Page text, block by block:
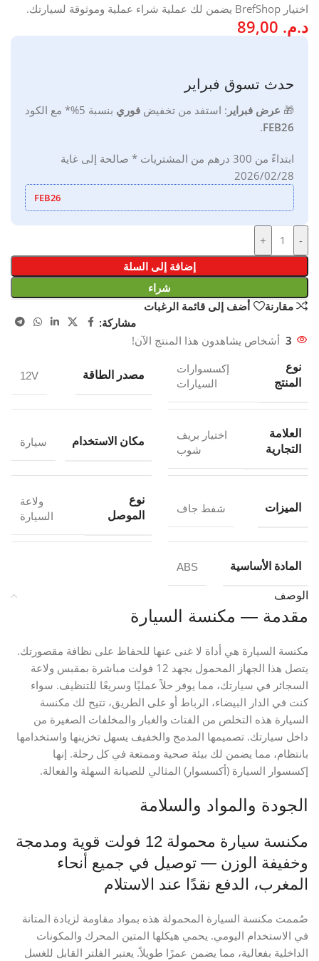
اختيار BrefShop يضمن لك عملية شراء عملية وموثوقة لسيارتك.
د.م.
حدث تسوق فبراير
🎁 عرض فبراير : استفد من تخفيض فوري بنسبة 5%* مع الكود
FEB26
.
ابتداءً من 300 درهم من المشتريات * صالحة إلى غاية
2026/02/28
FEB26
-
+
إضافة إلى السلة
شراء
مقارنة
أضف إلى قائمة الرغبات
مشاركة:
3 أشخاص يشاهدون هذا المنتج الآن!
نوع
المنتج
إكسسوارات
السيارات
مصدر الطاقة 12V
العلامة
التجارية
اختيار بريف
شوب
مكان الاستخدام سيارة
الميزات شفط جاف
نوع
الموصل
ولاعة
السيارة
المادة الأساسية ABS
الوصف
مقدمة — مكنسة السيارة
مكنسة السيارة هي أداة لا غنى عنها للحفاظ على نظافة مقصورتك.
يتصل هذا الجهاز المحمول بجهد 12 فولت مباشرة بمقبس ولاعة
السجائر في سيارتك، مما يوفر حلاً عمليًا وسريعًا للتنظيف. سواء
كنت في الدار البيضاء، الرباط أو على الطريق، تتيح لك مكنسة
السيارة هذه التخلص من الفتات والغبار والمخلفات الصغيرة من
داخل سيارتك. تصميمها المدمج والخفيف يسهل تخزينها واستخدامها
بانتظام، مما يضمن لك بيئة صحية وممتعة في كل رحلة. إنها
إكسسوار السيارة (أكسسوار) المثالي للصيانة السهلة والفعالة.
الجودة والمواد والسلامة
مكنسة سيارة محمولة 12 فولت قوية ومدمجة
وخفيفة الوزن — توصيل في جميع أنحاء
المغرب، الدفع نقدًا عند الاستلام
صُممت مكنسة السيارة المحمولة هذه بمواد مقاومة لزيادة المتانة
في الاستخدام اليومي. يحمي هيكلها المتين المحرك والمكونات
الداخلية بفعالية، مما يضمن عمرًا طويلاً. يعتبر الفلتر القابل للغسل